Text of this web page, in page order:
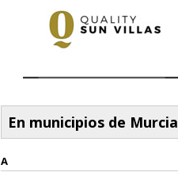
En municipios de Murcia
A